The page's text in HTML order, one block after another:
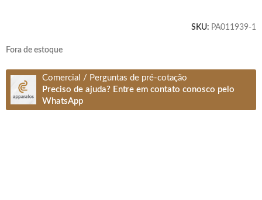
SKU: PA011939-1
Fora de estoque
Comercial / Perguntas de pré-cotação
Preciso de ajuda? Entre em contato conosco pelo
WhatsApp